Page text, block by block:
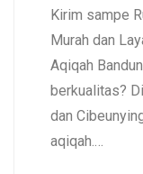
Kirim sampe
Murah dan
Aqiqah
berkualitas?
dan
aqiqah.…